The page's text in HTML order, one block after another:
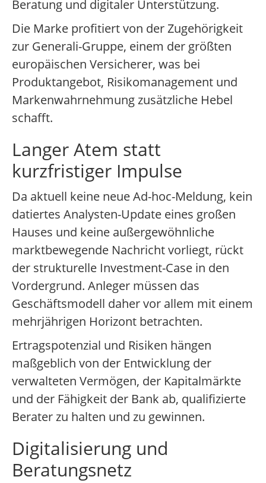
Beratung und digitaler Unterstützung.
Die Marke profitiert von der Zugehörigkeit
zur Generali-Gruppe, einem der größten
europäischen Versicherer, was bei
Produktangebot, Risikomanagement und
Markenwahrnehmung zusätzliche Hebel
schafft.
Langer Atem statt
kurzfristiger Impulse
Da aktuell keine neue Ad-hoc-Meldung, kein
datiertes Analysten-Update eines großen
Hauses und keine außergewöhnliche
marktbewegende Nachricht vorliegt, rückt
der strukturelle Investment-Case in den
Vordergrund. Anleger müssen das
Geschäftsmodell daher vor allem mit einem
mehrjährigen Horizont betrachten.
Ertragspotenzial und Risiken hängen
maßgeblich von der Entwicklung der
verwalteten Vermögen, der Kapitalmärkte
und der Fähigkeit der Bank ab, qualifizierte
Berater zu halten und zu gewinnen.
Digitalisierung und
Beratungsnetz